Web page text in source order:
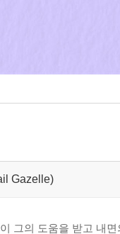
Gazelle)
그의 도움을 받고 내